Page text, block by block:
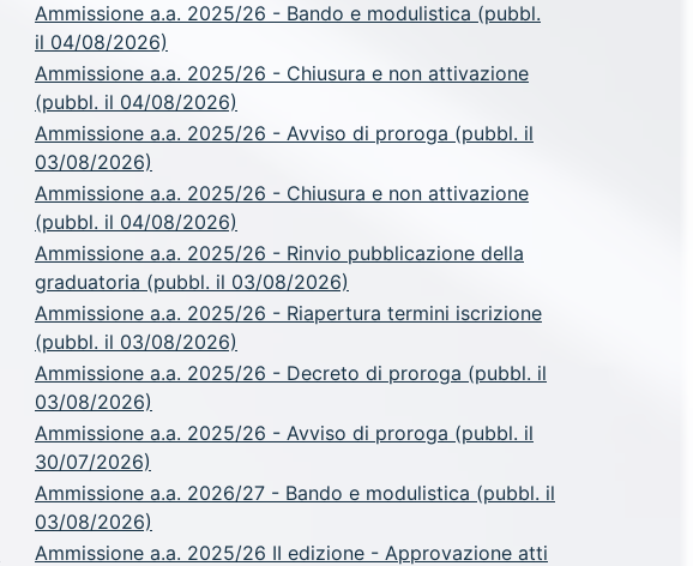
Ammissione a.a. 2025/26 - Bando e modulistica (pubbl.
il 04/08/2026)
Ammissione a.a. 2025/26 - Chiusura e non attivazione
(pubbl. il 04/08/2026)
Ammissione a.a. 2025/26 - Avviso di proroga (pubbl. il
03/08/2026)
Ammissione a.a. 2025/26 - Chiusura e non attivazione
(pubbl. il 04/08/2026)
Ammissione a.a. 2025/26 - Rinvio pubblicazione della
graduatoria (pubbl. il 03/08/2026)
Ammissione a.a. 2025/26 - Riapertura termini iscrizione
(pubbl. il 03/08/2026)
Ammissione a.a. 2025/26 - Decreto di proroga (pubbl. il
03/08/2026)
Ammissione a.a. 2025/26 - Avviso di proroga (pubbl. il
30/07/2026)
Ammissione a.a. 2026/27 - Bando e modulistica (pubbl. il
03/08/2026)
Ammissione a.a. 2025/26 II edizione - Approvazione atti